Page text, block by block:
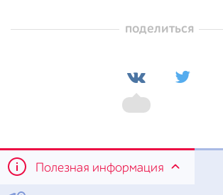
поделиться
Полезная информация